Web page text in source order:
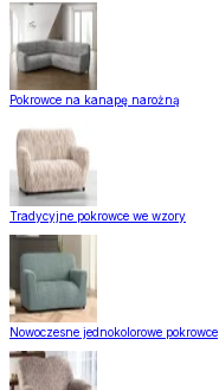
Pokrowce na kanapę narożną
Tradycyjne pokrowce we wzory
Nowoczesne jednokolorowe pokrowce